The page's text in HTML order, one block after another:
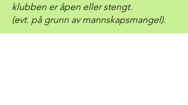
klubben er åpen eller stengt.
(evt. på grunn av mannskapsmangel).